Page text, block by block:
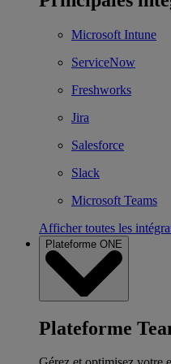
Microsoft Intune
ServiceNow
Freshworks
Jira
Salesforce
Slack
Microsoft Teams
Afficher toutes les
Plateforme ONE
Plateforme